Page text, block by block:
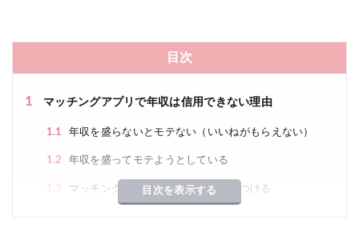
目次
1 マッチングアプリで年収は信用できない理由
1.1 年収を盛らないとモテない（いいねがもらえない）
1.2 年収を盛ってモテようとしている
1.3 マッチングアプリではいくらでも嘘つける
2
目次を表示する